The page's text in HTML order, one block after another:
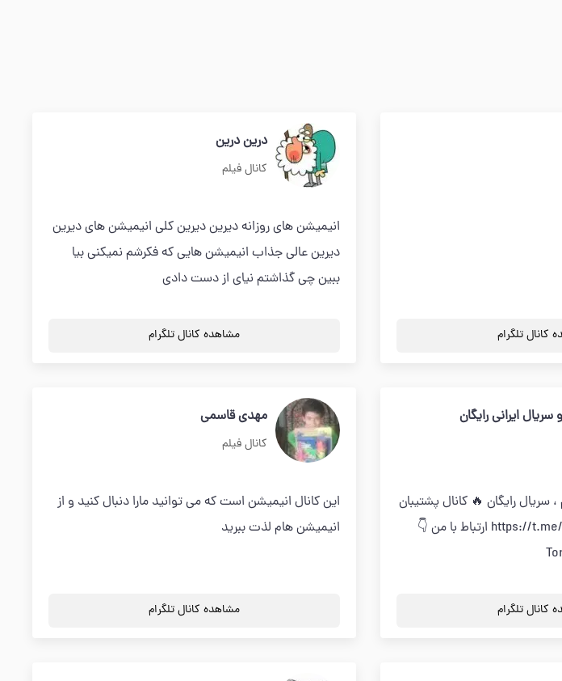
کانال تلگرام
درین درین
کانال فیلم
انیمیشن های روزانه دیرین دیرین کلی انیمیشن های دیرین
دیرین عالی جذاب انیمیشن هایی که فکرشم نمیکنی بیا
ببین چی گذاشتم نیای از دست دادی
مشاهده کانال تلگرام
سریال ایرانی رایگان
سریال رایگان 🔥 کانال پشتیبان
👇 https://t.me/+nc4yhZvdBNIzNTA0 ارتباط با من 👇
کانال تلگرام
مهدی قاسمی
کانال فیلم
این کانال انیمیشن است که می توانید مارا دنبال کنید و از
انیمیشن هام لذت ببرید
مشاهده کانال تلگرام